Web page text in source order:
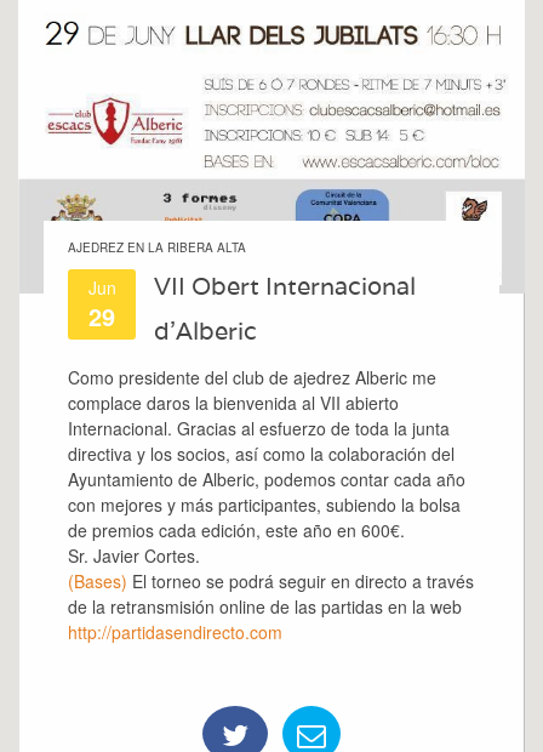
AJEDREZ EN LA RIBERA ALTA
Jun
29
VII Obert Internacional
d’Alberic
Como presidente del club de ajedrez Alberic me
complace daros la bienvenida al VII abierto
Internacional. Gracias al esfuerzo de toda la junta
directiva y los socios, así como la colaboración del
Ayuntamiento de Alberic, podemos contar cada año
con mejores y más participantes, subiendo la bolsa
de premios cada edición, este año en 600€.
Sr. Javier Cortes.
(Bases) El torneo se podrá seguir en directo a través
de la retransmisión online de las partidas en la web
http://partidasendirecto.com